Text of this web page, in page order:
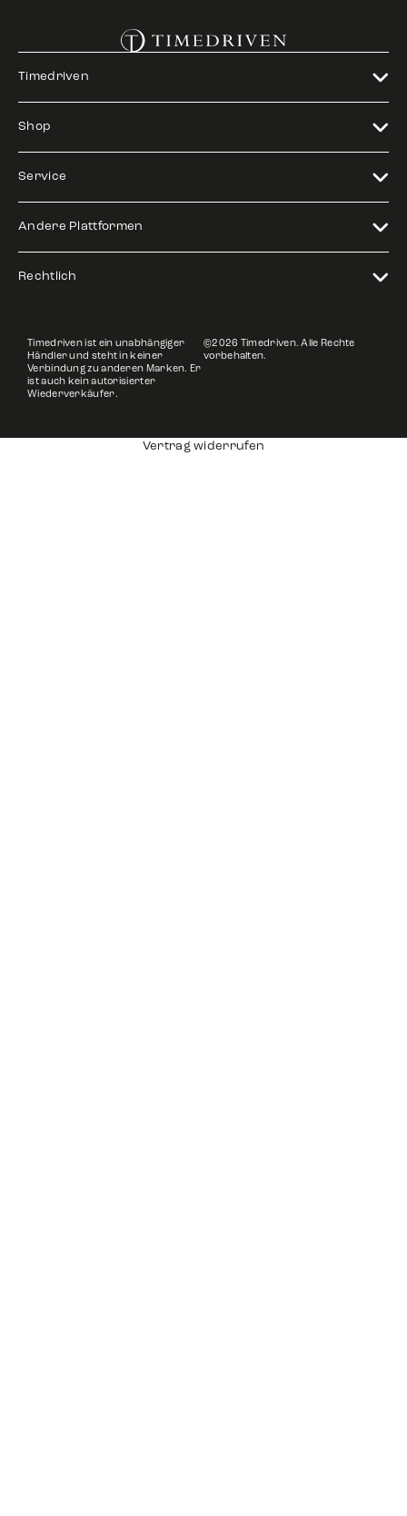
Timedriven
Shop
Service
Andere Plattformen
Rechtlich
Timedriven ist ein unabhängiger
Händler und steht in keiner
Verbindung zu anderen Marken. Er
ist auch kein autorisierter
Wiederverkäufer.
©2026 Timedriven. Alle Rechte
vorbehalten.
Vertrag widerrufen